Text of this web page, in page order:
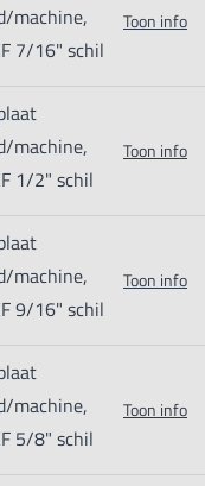
machine,
7/16" schil
Toon info
machine,
1/2" schil
Toon info
machine,
9/16" schil
Toon info
machine,
5/8" schil
Toon info